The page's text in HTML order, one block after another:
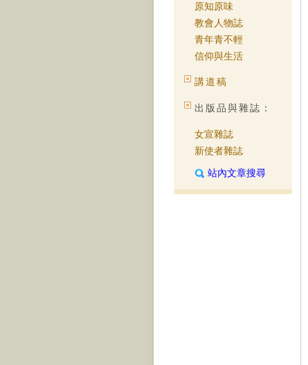
原知原味
教會人物誌
青年青不輕
信仰與生活
講道稿
出版品與雜誌：
女宣雜誌
新使者雜誌
站內文章搜尋